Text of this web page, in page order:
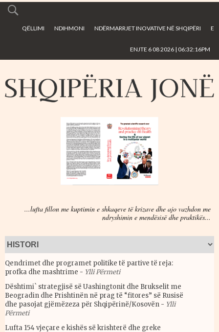
main
QËLLIMI NDIHMONI NDËRMARRJET INOVATIVE NË SHQIPËRI E
ENJTE 6 08 2026 | 06:32:16PM
...lufta fillon me kuptimin e shkaqeve të krizave dhe ajo vazhdon me
ndryshimin e mendësisë dhe praktikës...
Qendrimet dhe programet politike të partive të reja:
profka dhe mashtrime - Ylli Përmeti
Dështimi` strategjisë së Uashingtonit dhe Brukselit me
Beogradin dhe Prishtinën në prag të “fitores” së Rusisë
dhe pasojat gjëmëzeza për Shqipërinë/Kosovën - Ylli
Përmeti
Lufta 154 vjeçare e kishës së krishterë dhe greke